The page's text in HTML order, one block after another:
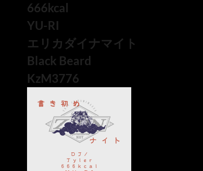
666kcal
YU-RI
エリカダイナマイト
Black Beard
KzM3776